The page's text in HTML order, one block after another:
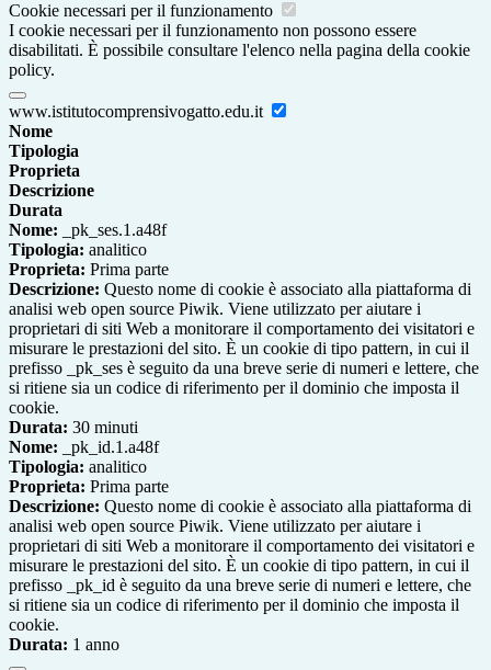
Cookie necessari per il funzionamento
I cookie necessari per il funzionamento non possono essere
disabilitati. È possibile consultare l'elenco nella pagina della cookie
policy.
www.istitutocomprensivogatto.edu.it
Nome
Tipologia
Proprieta
Descrizione
Durata
Nome: _pk_ses.1.a48f
Tipologia: analitico
Proprieta: Prima parte
Descrizione: Questo nome di cookie è associato alla piattaforma di
analisi web open source Piwik. Viene utilizzato per aiutare i
proprietari di siti Web a monitorare il comportamento dei visitatori e
misurare le prestazioni del sito. È un cookie di tipo pattern, in cui il
prefisso _pk_ses è seguito da una breve serie di numeri e lettere, che
si ritiene sia un codice di riferimento per il dominio che imposta il
cookie.
Durata: 30 minuti
Nome: _pk_id.1.a48f
Tipologia: analitico
Proprieta: Prima parte
Descrizione: Questo nome di cookie è associato alla piattaforma di
analisi web open source Piwik. Viene utilizzato per aiutare i
proprietari di siti Web a monitorare il comportamento dei visitatori e
misurare le prestazioni del sito. È un cookie di tipo pattern, in cui il
prefisso _pk_id è seguito da una breve serie di numeri e lettere, che
si ritiene sia un codice di riferimento per il dominio che imposta il
cookie.
Durata: 1 anno